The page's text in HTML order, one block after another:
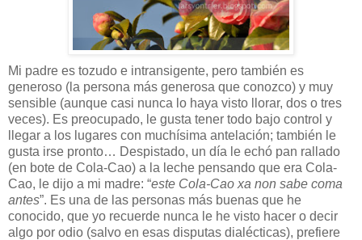
Mi padre es tozudo e intransigente, pero también es
generoso (la persona más generosa que conozco) y muy
sensible (aunque casi nunca lo haya visto llorar, dos o tres
veces). Es preocupado, le gusta tener todo bajo control y
llegar a los lugares con muchísima antelación; también le
gusta irse pronto… Despistado, un día le echó pan rallado
(en bote de Cola-Cao) a la leche pensando que era Cola-
Cao, le dijo a mi madre: “este Cola-Cao xa non sabe coma
antes”. Es una de las personas más buenas que he
conocido, que yo recuerde nunca le he visto hacer o decir
algo por odio (salvo en esas disputas dialécticas), prefiere